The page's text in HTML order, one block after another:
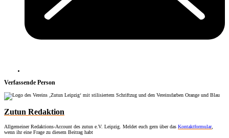
Verfassende Person
Zutun Redaktion
Allgemeiner Redaktions-Account des zutun e.V. Leipzig. Meldet euch gern über das Kontaktformular,
wenn ihr eine Frage zu diesem Beitrag habt